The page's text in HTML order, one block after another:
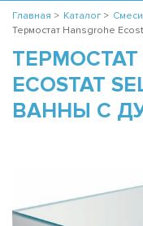
Главная > Каталог >
Термостат Hansgrohe
ТЕРМОСТАТ
ECOSTAT
ВАННЫ С